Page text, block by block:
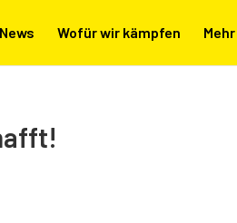
News Wofür wir kämpfen